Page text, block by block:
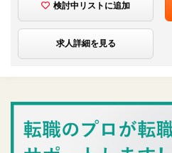
検討中リストに追加
求人詳細を見る